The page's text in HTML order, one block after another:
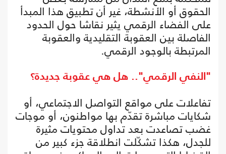
الحقوق أو الأنشطة، غير أن تطبيق هذا المبدأ
على الفضاء الرقمي يثير نقاشا حول الحدود
الفاصلة بين العقوبة التقليدية والعقوبة
المرتبطة بالوجود الرقمي.
"النفي الرقمي".. هل هي عقوبة جديدة؟
تفاعلات على مواقع التواصل الاجتماعي، أو
شكايات مباشرة تقدّم بها مواطنون، أو موجات
غضب تصاعدت بعد تداول محتويات مثيرة
للجدل، هكذا تشكّلت انطلاقة جزء كبير من